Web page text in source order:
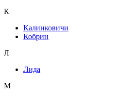
К
Калинковичи
Кобрин
Л
Лида
М